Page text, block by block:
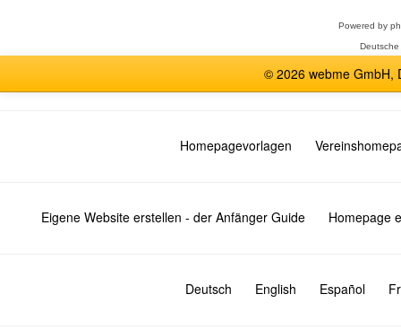
Powered by
© 2026 webme GmbH,
Homepagevorlagen
Eigene Website erstellen - der Anfänger Guide Homepage
Deutsch English Español